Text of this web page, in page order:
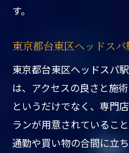
すさに注目
駅近くでヘッド
紹介
東京都台東区ヘ
さを実感
駅近くのヘッド
す。
東京都台東区ヘッドス
東京都台東区ヘッドスパ
は、アクセスの良さと施
というだけでなく、専門
ランが用意されているこ
通勤や買い物の合間に立